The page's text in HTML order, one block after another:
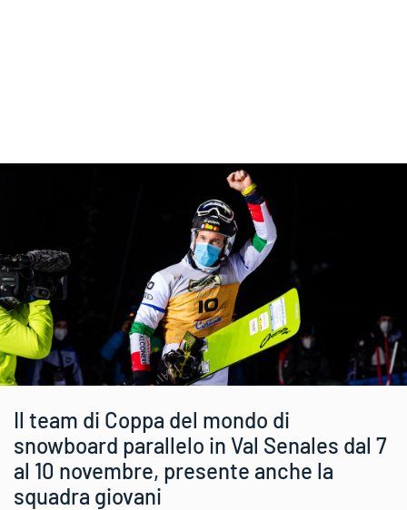
Il team di Coppa del mondo di
snowboard parallelo in Val Senales dal 7
al 10 novembre, presente anche la
squadra giovani